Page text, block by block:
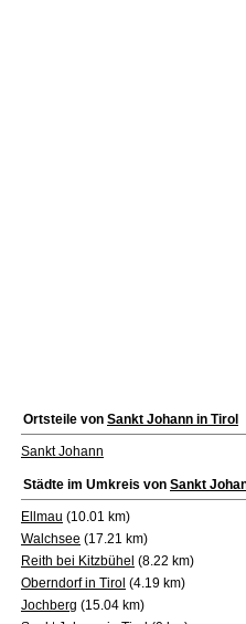
Ortsteile von Sankt Johann in Tirol
Sankt Johann
Städte im Umkreis von Sankt
Ellmau (10.01 km)
Walchsee (17.21 km)
Reith bei Kitzbühel (8.22 km)
Oberndorf in Tirol (4.19 km)
Jochberg (15.04 km)